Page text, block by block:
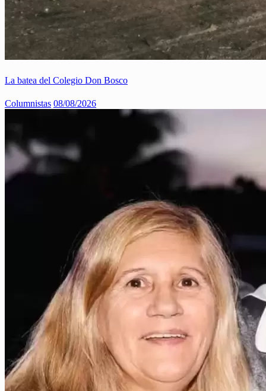
La batea del Colegio Don Bosco
Columnistas 08/08/2026